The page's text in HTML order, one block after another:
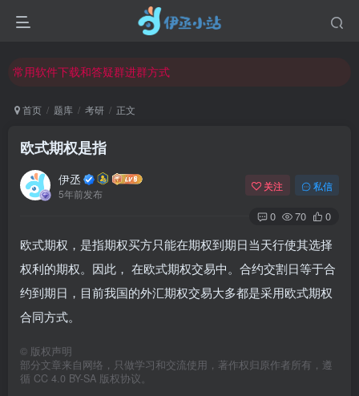
欢迎反馈网站中存在的问题和建议！
常用软件下载和答疑群进群方式
欢迎访问伊丞小站！
首页 题库 考研 正文
欧式期权是指
伊丞
5年前发布
关注 私信
0 70 0
欧式期权，是指期权买方只能在期权到期日当天行使其选择
权利的期权。因此， 在欧式期权交易中。合约交割日等于合
约到期日，目前我国的外汇期权交易大多都是采用欧式期权
合同方式。
© 版权声明
部分文章来自网络，只做学习和交流使用，著作权归原作者所有，遵
循 CC 4.0 BY-SA 版权协议。